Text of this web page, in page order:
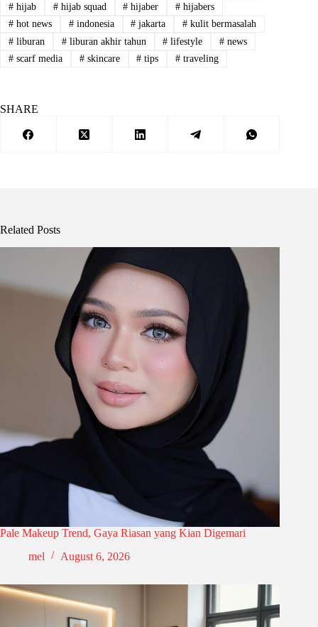
#hijab #hijab squad # hijaber # hijabers
#hot news #indonesia # jakarta # kulit bermasalah
#liburan #liburan akhir tahun # lifestyle # news
#scarf media #skincare # tips # traveling
SHARE
Related Posts
Pale Makeup Trend, Gaya Riasan yang Kian Digemari
mel
August 6, 2026